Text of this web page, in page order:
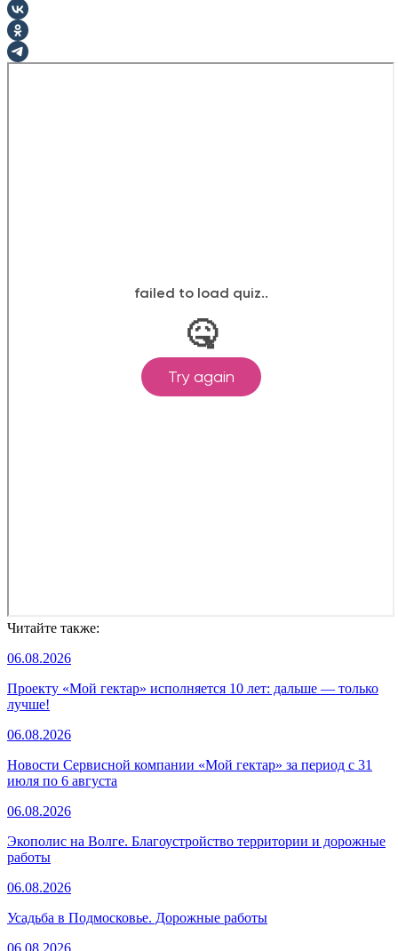
Читайте также:
06.08.2026
Проекту «Мой гектар» исполняется 10 лет: дальше — только
лучше!
06.08.2026
Новости Сервисной компании «Мой гектар» за период с 31
июля по 6 августа
06.08.2026
Экополис на Волге. Благоустройство территории и дорожные
работы
06.08.2026
Усадьба в Подмосковье. Дорожные работы
06.08.2026